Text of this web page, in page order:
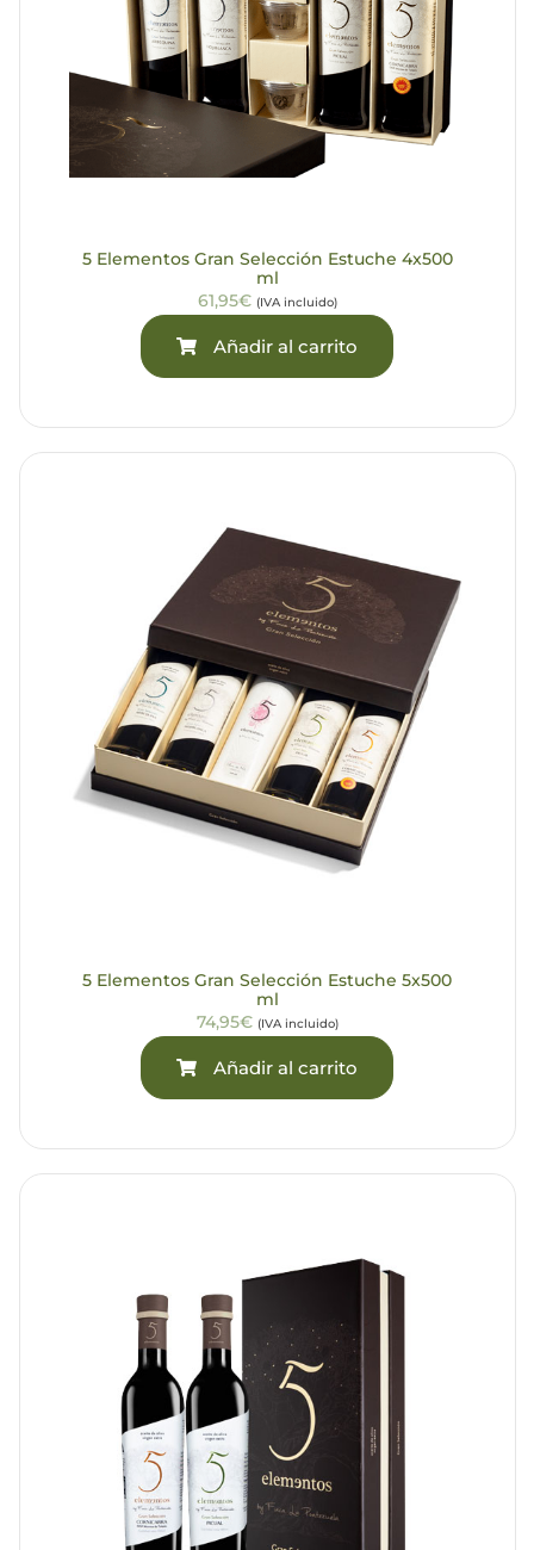
5 Elementos Gran Selección Estuche 4x500
ml
61,95€ (IVA incluido)
Añadir al carrito
5 Elementos Gran Selección Estuche 5x500
ml
74,95€ (IVA incluido)
Añadir al carrito